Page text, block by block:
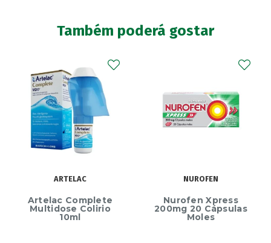
Também poderá gostar
ARTELAC
Artelac Complete
Multidose Colirio
10ml
NUROFEN
Nurofen Xpress
200mg 20 Cápsulas
Moles